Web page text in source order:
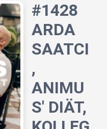
#1428
ARDA
SAATCI
,
ANIMU
S' DIÄT,